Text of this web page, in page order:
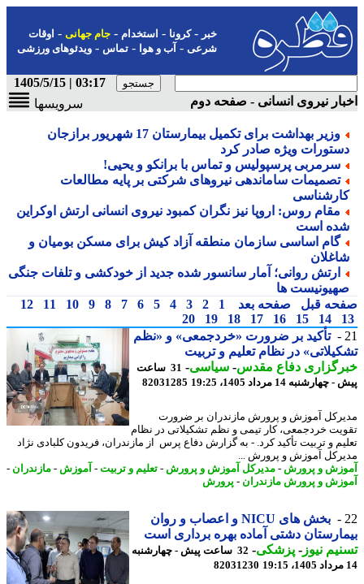
-کرونا-استخدام- جام جهانی-اوقات
شرعی-آب و هوا-تماس-ویدئوهای ورزشی
03:17 | 1405/5/15
نیروی انسانی - صفحه دوم
سرویسها
وزیر بهداشت برای تکمیل بیمارستان 17 شهریور برازجان
ویژه صادر کرد
سرمربی پرسپولیس و تماس با برانکو و یحیی!
تصمیمات ساماندهی نیروهای شرکتی بر پایه مطالعات
مقام روس: اروپا نیز نگران کمبود نیروی انسانی ارتش اوکراین
است
گام اساسی سازمان منطقه آزاد کیش برای مسکن بومیان و
ارتش روانی؛ آمار سانسور شده جدید از خودکشی و تلفات جنگی
ها
قبل صفحه بعد 1
2
3
4
5
6
7
8
9
10
11
12
14
15
16
17
18
19
20
تأکید بر ضرورت «خردجمعی» و «نظم
در نظام تعلیم و تربیت
دفاع مقدس-سیاسی-
31 ساعت
14 مرداد 1405، 19:25
82031285
آموزش و پرورش مازندران بر ضرورت
خردجمعی، کار تیمی و نظم تشکیلاتی در نظام
و تربیت تأکید کرد. - به گزارش دفاع پرس از مازندران، فریدون کلبادی نژاد
آموزش و پرورش ...
و پرورش-مدیرکل آموزش و پرورش-تعلیم و تربیت -آموزش-مازندران-
و پرورش مازندران- پرورش
بخش های NICU و اعصاب و روان
دشتی آماده بهره برداری است
نیوز-پزشکی-
32 ساعت پیش - چهارشنبه
82031230